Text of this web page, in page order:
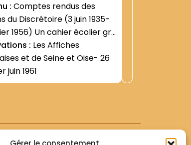
:
du Discrétoire (3 juin 1935-
1956) Un cahier écolier gris
Bazar de l Hôtel-de-Ville "")
: Les Affiches
et de Seine et Oise- 26
juin 1961